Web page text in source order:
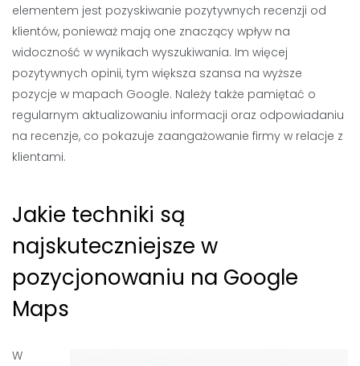
elementem jest pozyskiwanie pozytywnych recenzji od
klientów, ponieważ mają one znaczący wpływ na
widoczność w wynikach wyszukiwania. Im więcej
pozytywnych opinii, tym większa szansa na wyższe
pozycje w mapach Google. Należy także pamiętać o
regularnym aktualizowaniu informacji oraz odpowiadaniu
na recenzje, co pokazuje zaangażowanie firmy w relacje z
klientami.
Jakie techniki są
najskuteczniejsze w
pozycjonowaniu na Google
Maps
W